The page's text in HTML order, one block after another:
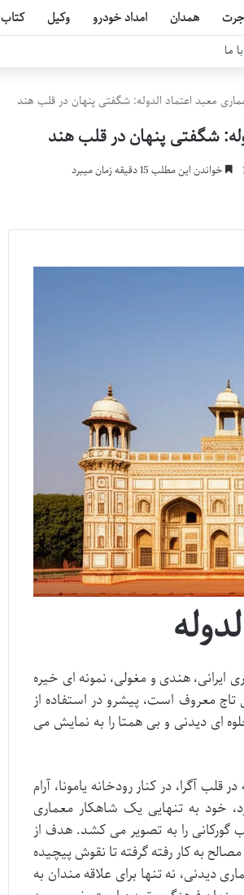
همدان امداد خودرو وکیل کتاب
ما
معبد اعتماد الدوله: شگفتی پنهان در قلب هند
شگفتی پنهان در قلب هند
خواندن این مطلب 15 دقیقه زمان میبرد
ایرانی، هندی و مغولی، نمونه ای خیره
معروف است، پیشرو در استفاده از
ای دیدنی و بی همتا را به نمایش می
آگرا، در کنار رودخانه یامونا، آرام
خود به تنهایی یک شاهکار معماری
را به تصویر می کشد. هدف از
به کار رفته گرفته تا نقوش پیچیده
نه تنها برای علاقه مندان به